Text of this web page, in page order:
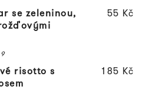
se zeleninou,
55 Kč
risotto s
185 Kč